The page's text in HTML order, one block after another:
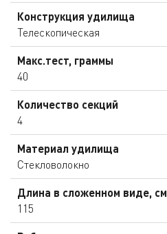
Конструкция удилища
Телескопическая
Макс.тест, граммы
40
Количество секций
4
Материал удилища
Стекловолокно
Длина в сложенном виде, см
115